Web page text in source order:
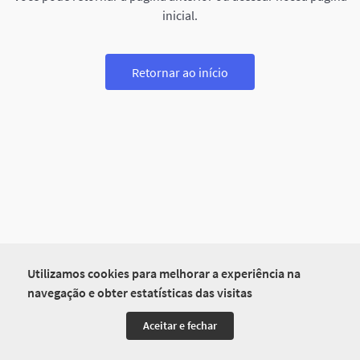
Utilizamos cookies para melhorar a experiência na
navegação e obter estatísticas das visitas
Aceitar e fechar
inicial.
Retornar ao início